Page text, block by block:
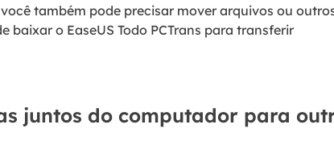
também pode precisar mover arquivos ou
baixar o EaseUS Todo PCTrans para transferir
juntos do computador para